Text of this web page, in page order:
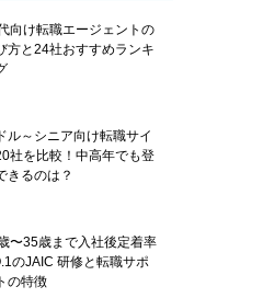
向け転職エージェントの
方と24社おすすめランキ
ル～シニア向け転職サイ
社を比較！中高年でも登
きるのは？
〜35歳まで入社後定着率
のJAIC 研修と転職サポ
の特徴